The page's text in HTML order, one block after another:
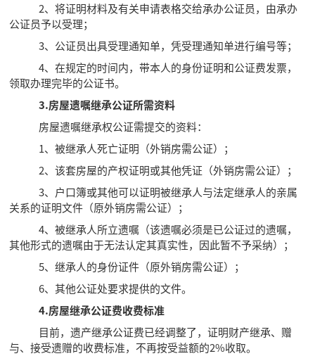
2、将证明材料及有关申请表格交给承办公证员，由承办
公证员予以受理；
3、公证员出具受理通知单，凭受理通知单进行编号等；
4、在规定的时间内，带本人的身份证明和公证费发票，
领取办理完毕的公证书。
3.房屋遗嘱继承公证所需资料
房屋遗嘱继承权公证需提交的资料：
1、被继承人死亡证明（外销房需公证）；
2、该套房屋的产权证明或其他凭证（外销房需公证）；
3、户口簿或其他可以证明被继承人与法定继承人的亲属
关系的证明文件（原外销房需公证）；
4、被继承人所立遗嘱（该遗嘱必须是已公证过的遗嘱，
其他形式的遗嘱由于无法认定其真实性，因此暂不予采纳）；
5、继承人的身份证件（原外销房需公证）；
6、其他公证处要求提供的文件。
4.房屋继承公证费收费标准
目前，遗产继承公证费已经调整了，证明财产继承、赠
与、接受遗赠的收费标准，不再按受益额的2%收取。